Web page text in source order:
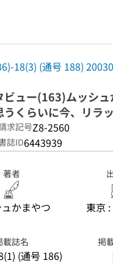
18(3) (通号 188)
ビュー(163)ムッシ
うくらいに今、リラ
求記号Z8-2560
誌ID6443939
著者
かまやつ 東京
載誌名
(通号 186)
掲